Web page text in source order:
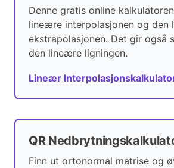
Denne gratis online
lineære interpolasjonen og den
ekstrapolasjonen. Det gir også
den lineære ligningen.
Lineær
QR
Finn ut ortonormal matrise og